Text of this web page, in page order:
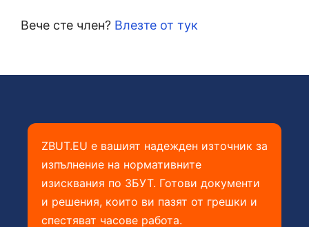
Вече сте член? Влезте от тук
ZBUT.EU е вашият надежден източник за
изпълнение на нормативните
изисквания по ЗБУТ. Готови документи
и решения, които ви пазят от грешки и
спестяват часове работа.